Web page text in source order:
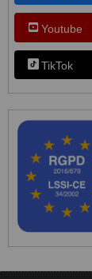
Youtube
TikTok